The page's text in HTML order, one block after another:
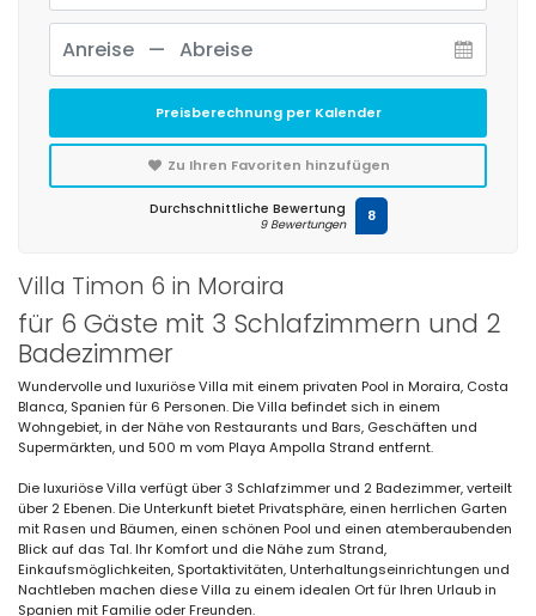
Villa Timon 6 in Moraira
für 6 Gäste mit 3 Schlafzimmern und 2
Badezimmer
Wundervolle und luxuriöse Villa mit einem privaten Pool in Moraira, Costa
Blanca, Spanien für 6 Personen. Die Villa befindet sich in einem
Wohngebiet, in der Nähe von Restaurants und Bars, Geschäften und
Supermärkten, und 500 m vom Playa Ampolla Strand entfernt.
Die luxuriöse Villa verfügt über 3 Schlafzimmer und 2 Badezimmer, verteilt
über 2 Ebenen. Die Unterkunft bietet Privatsphäre, einen herrlichen Garten
mit Rasen und Bäumen, einen schönen Pool und einen atemberaubenden
Blick auf das Tal. Ihr Komfort und die Nähe zum Strand,
Einkaufsmöglichkeiten, Sportaktivitäten, Unterhaltungseinrichtungen und
Nachtleben machen diese Villa zu einem idealen Ort für Ihren Urlaub in
Spanien mit Familie oder Freunden.
Preisberechnung per Kalender
Zu Ihren Favoriten hinzufügen
Durchschnittliche Bewertung
9 Bewertungen 8